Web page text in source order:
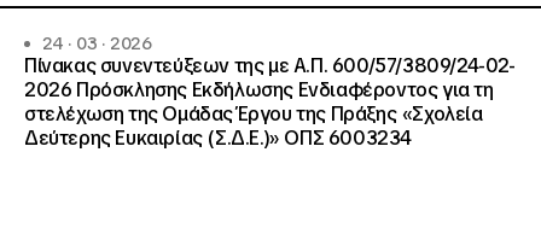
24 · 03 · 2026
Πίνακας συνεντεύξεων της με Α.Π. 600/57/3809/24-02-
2026 Πρόσκλησης Εκδήλωσης Ενδιαφέροντος για τη
στελέχωση της Ομάδας Έργου της Πράξης «Σχολεία
Δεύτερης Ευκαιρίας (Σ.Δ.Ε.)» ΟΠΣ 6003234